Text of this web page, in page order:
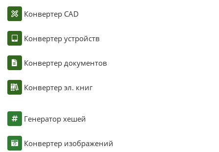
Конвертер CAD
Конвертер устройств
Конвертер документов
Конвертер эл. книг
Генератор хешей
Конвертер изображений